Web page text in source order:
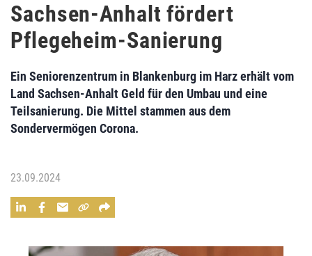
Sachsen-Anhalt fördert
Pflegeheim-Sanierung
Ein Seniorenzentrum in Blankenburg im Harz erhält vom
Land Sachsen-Anhalt Geld für den Umbau und eine
Teilsanierung. Die Mittel stammen aus dem
Sondervermögen Corona.
23.09.2024